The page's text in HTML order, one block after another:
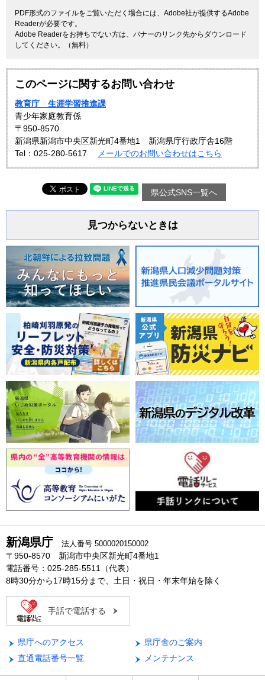
PDF形式のファイルをご覧いただく場合には、Adobe社が提供するAdobe
Readerが必要です。
Adobe Readerをお持ちでない方は、バナーのリンク先からダウンロード
してください。（無料）
このページに関するお問い合わせ
教育庁 生涯学習推進課
青少年家庭教育係
〒950-8570
新潟県新潟市中央区新光町4番地1 新潟県庁行政庁舎16階
Tel：025-280-5617
メールでのお問い合わせはこちら
県公式SNS一覧へ
見つからないときは
新潟県庁 法人番号 5000020150002
〒950-8570 新潟市中央区新光町4番地1
電話番号：025-285-5511（代表）
8時30分から17時15分まで、土日・祝日・年末年始を除く
手話で電話する
県庁へのアクセス
県庁舎のご案内
直通電話番号一覧
メンテナンス